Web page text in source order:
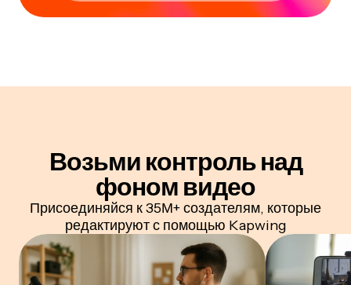
Возьми контрольнад
фоном видео
Присоединяйся к 35М+ создателям, которые
редактируют с помощью Kapwing